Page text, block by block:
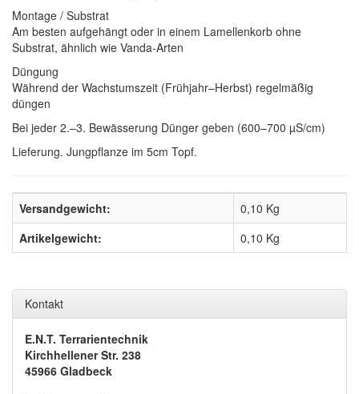
Montage / Substrat
Am besten aufgehängt oder in einem Lamellenkorb ohne
Substrat, ähnlich wie Vanda-Arten
Düngung
Während der Wachstumszeit (Frühjahr–Herbst) regelmäßig
düngen
Bei jeder 2.–3. Bewässerung Dünger geben (600–700 µS/cm)
Lieferung. Jungpflanze im 5cm Topf.
Versandgewicht:
0,10 Kg
Artikelgewicht:
0,10 Kg
Kontakt
E.N.T. Terrarientechnik
Kirchhellener Str. 238
45966 Gladbeck